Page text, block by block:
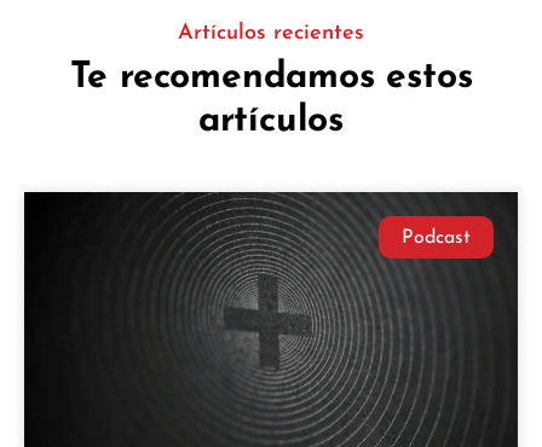
Artículos recientes
Te recomendamos estos
artículos
Podcast